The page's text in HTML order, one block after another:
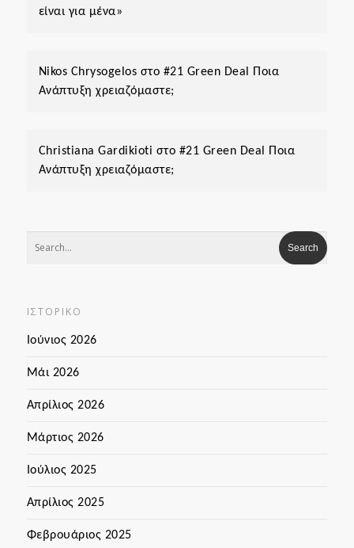
είναι για μένα»
Nikos Chrysogelos στο #21 Green Deal Ποια
Ανάπτυξη χρειαζόμαστε;
Christiana Gardikioti στο #21 Green Deal Ποια
Ανάπτυξη χρειαζόμαστε;
ΙΣΤΟΡΙΚΌ
Ιούνιος 2026
Μάι 2026
Απρίλιος 2026
Μάρτιος 2026
Ιούλιος 2025
Απρίλιος 2025
Φεβρουάριος 2025